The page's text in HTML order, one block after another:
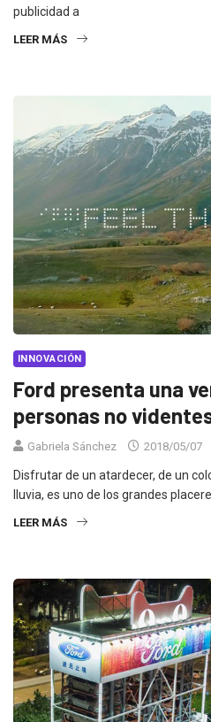
publicidad a
LEER MÁS
INNOVACIÓN
Ford presenta una
personas no
Gabriela Sánchez 2018/05/07
Disfrutar de un atardecer, de un
lluvia, es uno de los grandes
LEER MÁS